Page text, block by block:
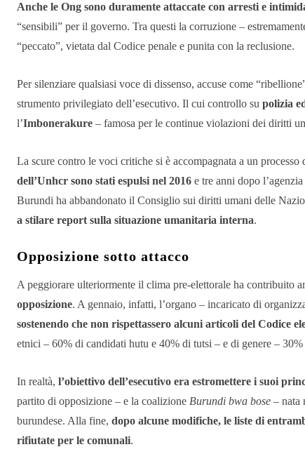
Anche le Ong sono duramente attaccate con arresti e
“sensibili” per il governo. Tra questi la corruzione –
“peccato”, vietata dal Codice penale e punita con la reclusione.
Per silenziare qualsiasi voce di dissenso, accuse come
strumento privilegiato dell’esecutivo. Il cui controllo su polizia
l’Imbonerakure – famosa per le continue violazioni dei diritti
La scure contro le voci critiche si è accompagnata a un
dell’Unhcr sono stati espulsi nel 2016 e tre anni dopo
Burundi ha abbandonato il Consiglio sui diritti umani delle
a stilare report sulla situazione umanitaria interna.
Opposizione sotto attacco
A peggiorare ulteriormente il clima pre-elettorale ha contribuito
opposizione. A gennaio, infatti, l’organo – incaricato di
sostenendo che non rispettassero alcuni articoli del Codice
etnici – 60% di candidati hutu e 40% di tutsi – e di genere –
In realtà, l’obiettivo dell’esecutivo era estromettere i suoi
partito di opposizione – e la coalizione Burundi bwa bose – nata
burundese. Alla fine, dopo alcune modifiche, le liste di
rifiutate per le comunali.